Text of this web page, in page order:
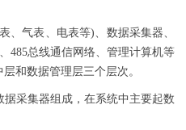
气表、电表等)、数据采集器、
485总线通信网络、管理计算机等
和数据管理层三个层次。
采集器组成，在系统中主要起数